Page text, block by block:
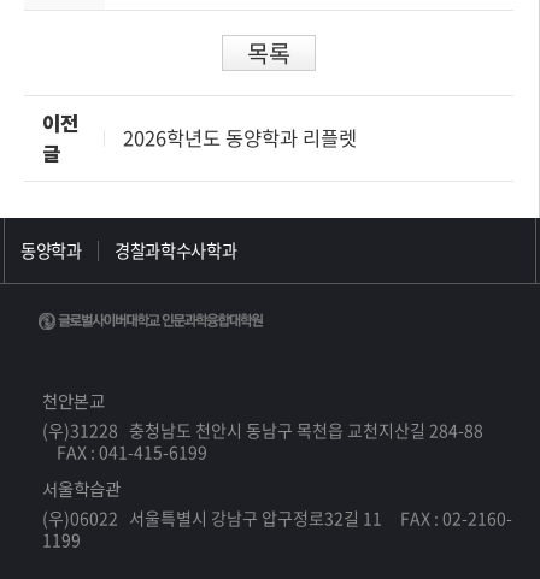
목록
이전
글
2026학년도 동양학과 리플렛
동양학과 경찰과학수사학과
천안본교
(우)31228 충청남도 천안시 동남구 목천읍 교천지산길 284-88
FAX : 041-415-6199
서울학습관
(우)06022 서울특별시 강남구 압구정로32길 11 FAX : 02-2160-
1199